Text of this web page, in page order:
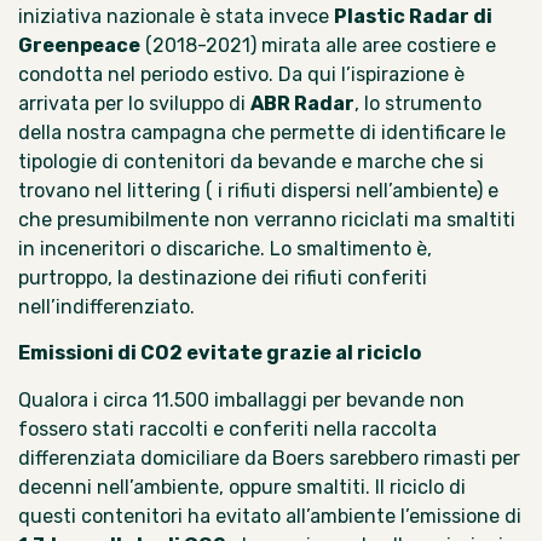
iniziativa nazionale è stata invece Plastic Radar di
Greenpeace (2018-2021) mirata alle aree costiere e
condotta nel periodo estivo. Da qui l’ispirazione è
arrivata per lo sviluppo di ABR Radar, lo strumento
della nostra campagna che permette di identificare le
tipologie di contenitori da bevande e marche che si
trovano nel littering ( i rifiuti dispersi nell’ambiente) e
che presumibilmente non verranno riciclati ma smaltiti
in inceneritori o discariche. Lo smaltimento è,
purtroppo, la destinazione dei rifiuti conferiti
nell’indifferenziato.
Emissioni di CO2 evitate grazie al riciclo
Qualora i circa 11.500 imballaggi per bevande non
fossero stati raccolti e conferiti nella raccolta
differenziata domiciliare da Boers sarebbero rimasti per
decenni nell’ambiente, oppure smaltiti. Il riciclo di
questi contenitori ha evitato all’ambiente l’emissione di